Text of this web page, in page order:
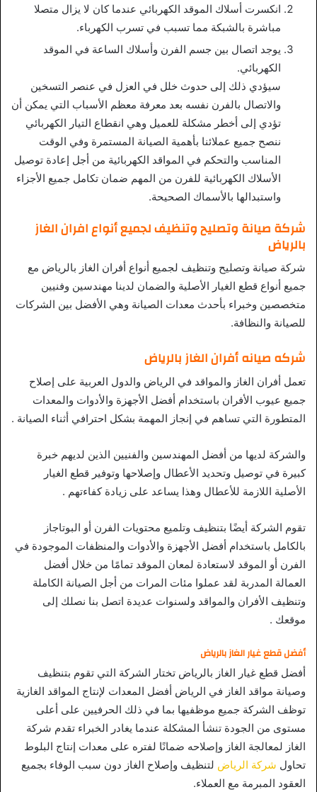
انكسرت أسلاك الموقد الكهربائي عندما كان لا يزال متصلا
مباشرة بالشبكة مما تسبب في تسرب الكهرباء.
يوجد اتصال بين جسم الفرن وأسلاك الساعة في الموقد
الكهربائي.
سيؤدي ذلك إلى حدوث خلل في العزل في عنصر التسخين
والاتصال بالفرن نفسه بعد معرفة معظم الأسباب التي يمكن أن
تؤدي إلى أخطر مشكلة للعميل وهي انقطاع التيار الكهربائي
ننصح جميع عملائنا بأهمية الصيانة المستمرة وفي الوقت
المناسب والتحكم في المواقد الكهربائية من أجل إعادة توصيل
الأسلاك الكهربائية للفرن من المهم ضمان تكامل جميع الأجزاء
واستبدالها بالأسماك الصحيحة.
شركة صيانة وتصليح وتنظيف لجميع أنواع افران الغاز
بالرياض
شركة صيانة وتصليح وتنظيف لجميع أنواع أفران الغاز بالرياض مع
جميع أنواع قطع الغيار الأصلية والضمان لدينا مهندسين وفنيين
متخصصين وخبراء بأحدث معدات الصيانة وهي الأفضل بين الشركات
للصيانة والنظافة.
شركه صيانه أفران الغاز بالرياض
تعمل أفران الغاز والمواقد في الرياض والدول العربية على إصلاح
جميع عيوب الأفران باستخدام أفضل الأجهزة والأدوات والمعدات
المتطورة التي تساهم في إنجاز المهمة بشكل احترافي أثناء الصيانة .
والشركة لديها من أفضل المهندسين والفنيين الذين لديهم خبرة
كبيرة في توصيل وتحديد الأعطال وإصلاحها وتوفير قطع الغيار
الأصلية اللازمة للأعطال وهذا يساعد على زيادة كفاءتهم .
تقوم الشركة أيضًا بتنظيف وتلميع محتويات الفرن أو البوتاجاز
بالكامل باستخدام أفضل الأجهزة والأدوات والمنظفات الموجودة في
الفرن أو الموقد لاستعادة لمعان الموقد تمامًا من خلال أفضل
العمالة المدربة لقد عملوا مئات المرات من أجل الصيانة الكاملة
وتنظيف الأفران والمواقد ولسنوات عديدة اتصل بنا نصلك إلى
موقعك .
أفضل قطع غيار الغاز بالرياض
أفضل قطع غيار الغاز بالرياض تختار الشركة التي تقوم بتنظيف
وصيانة مواقد الغاز في الرياض أفضل المعدات لإنتاج المواقد الغازية
توظف الشركة جميع موظفيها بما في ذلك الحرفيين على أعلى
مستوى من الجودة تنشأ المشكلة عندما يغادر الخبراء تقدم شركة
الغاز لمعالجة الغاز وإصلاحه ضمانًا لفتره على معدات إنتاج البلوط
تحاول شركة الرياض لتنظيف وإصلاح الغاز دون سبب الوفاء بجميع
العقود المبرمة مع العملاء.